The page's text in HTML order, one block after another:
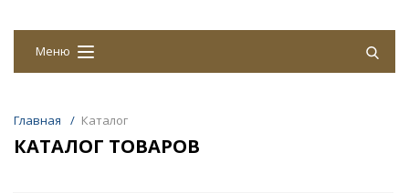
Меню
Главная / Каталог
КАТАЛОГ ТОВАРОВ